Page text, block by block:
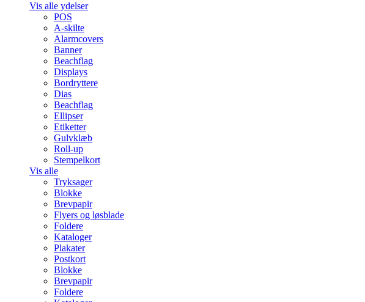
Vis alle ydelser
POS
A-skilte
Alarmcovers
Banner
Beachflag
Displays
Bordryttere
Dias
Beachflag
Ellipser
Etiketter
Gulvklæb
Roll-up
Stempelkort
Vis alle
Tryksager
Blokke
Brevpapir
Flyers og løsblade
Foldere
Kataloger
Plakater
Postkort
Blokke
Brevpapir
Foldere